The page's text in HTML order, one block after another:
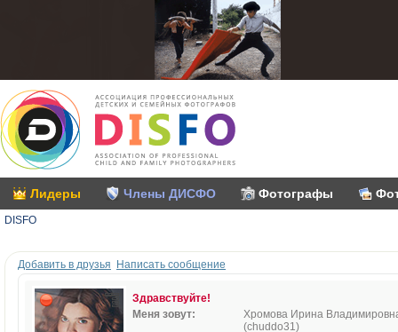
Лидеры Члены ДИСФО Фотографы
DISFO
Добавить в друзья Написать сообщение
Здравствуйте!
Меня зовут:
Хромова Ирина
(chuddo31)